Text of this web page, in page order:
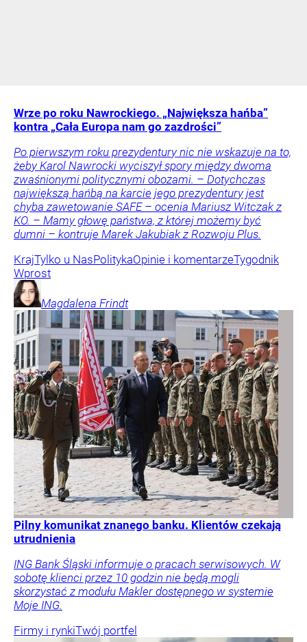
Wrze po roku Nawrockiego. „Największa hańba”
kontra „Cała Europa nam go zazdrości”
Po pierwszym roku prezydentury nic nie wskazuje na to,
żeby Karol Nawrocki wyciszył spory między dwoma
zwaśnionymi politycznymi obozami. – Dotychczas
największą hańbą na karcie jego prezydentury jest
chyba zawetowanie SAFE – ocenia Mariusz Witczak z
KO. – Mamy głowę państwa, z której możemy być
dumni – kontruje Marek Jakubiak z Rozwoju Plus.
KrajTylko u NasPolitykaOpinie i komentarzeTygodnik
Wprost
Magdalena Frindt
Pilny komunikat znanego banku. Klientów czekają
utrudnienia
ING Bank Śląski informuje o pracach serwisowych. W
sobotę klienci przez 10 godzin nie będą mogli
skorzystać z modułu Makler dostępnego w systemie
Moje ING.
Firmy i rynkiTwój portfel